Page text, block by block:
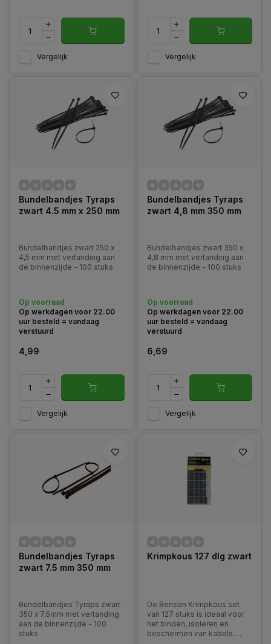
Vergelijk Vergelijk
Bundelbandjes Tyraps
zwart 4.5 mm x 250 mm
Bundelbandjes zwart 250 x
4,5 mm met vertanding aan
de binnenzijde - 100 stuks
Op voorraad
Op werkdagen voor 22.00
uur besteld = vandaag
verstuurd
4,99
Vergelijk
Bundelbandjes Tyraps
zwart 4,8 mm 350 mm
Bundelbandjes zwart 350 x
4,8 mm met vertanding aan
de binnenzijde - 100 stuks
Op voorraad
Op werkdagen voor 22.00
uur besteld = vandaag
verstuurd
6,69
Vergelijk
Bundelbandjes Tyraps
zwart 7.5 mm 350 mm
Bundelbandjes Tyraps zwart
350 x 7,5mm met vertanding
aan de binnenzijde - 100
stuks
Krimpkous 127 dlg zwart
De Benson Krimpkous set
van 127 stuks is ideaal voor
het binden, isoleren en
beschermen van kabels.